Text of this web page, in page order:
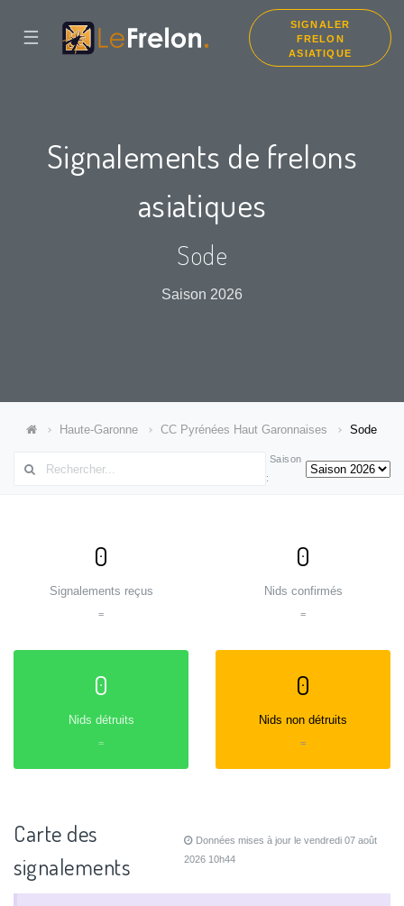
☰
SIGNALER
FRELON
ASIATIQUE
Signalements de frelons
asiatiques
Sode
Saison 2026
Haute-Garonne CC Pyrénées Haut Garonnaises Sode
Saison
:
0
Signalements reçus
=
0
Nids confirmés
=
0
Nids détruits
=
0
Nids non détruits
=
Carte des
signalements
Données mises à jour le vendredi 07 août
2026 10h44